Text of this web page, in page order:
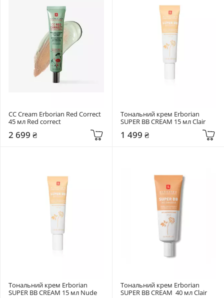
СС Cream Erborian Red Correct
45 мл Red correct
2 699 ₴
Тональний крем Erborian
SUPER ВВ CREAM 15 мл Clair
1 499 ₴
Тональний крем Erborian
SUPER ВВ CREAM 15 мл Nude
Тональний крем Erborian
SUPER BB CREAM  40 мл Clair